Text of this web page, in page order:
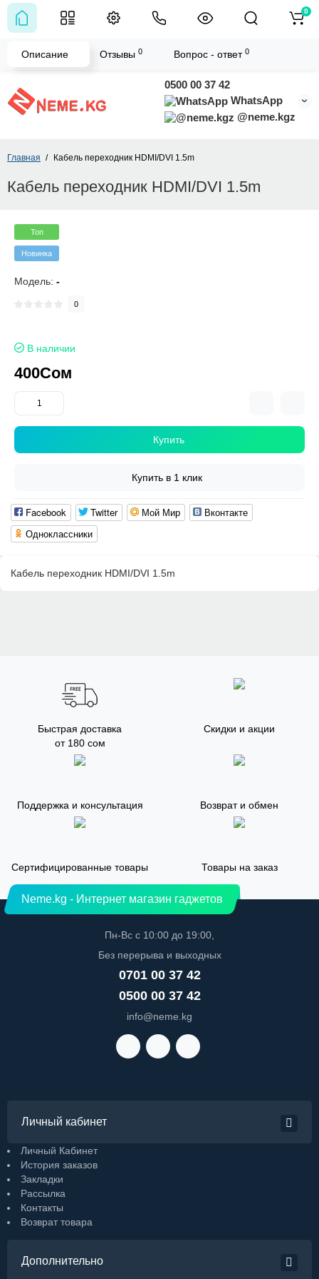
0500 00 37 42
WhatsApp
@neme.kgz
0
Главная Кабель переходник HDMI/DVI 1.5m
Кабель переходник HDMI/DVI 1.5m
Топ
Новинка
Модель: -
0
В наличии
400Сом
Купить
Купить в 1 клик
Facebook Twitter Мой Мир
Вконтакте
Одноклассники
Описание Отзывы 0 Вопрос - ответ 0
Кабель переходник HDMI/DVI 1.5m
Быстрая доставка
от 180 сом
Скидки и акции
Поддержка и консультация Возврат и обмен
Сертифицированные товары Товары на заказ
Neme.kg - Интернет магазин гаджетов
Пн-Вс с 10:00 до 19:00,
Без перерыва и выходных
0701 00 37 42
0500 00 37 42
info@neme.kg
Личный кабинет
Личный Кабинет
История заказов
Закладки
Рассылка
Контакты
Возврат товара
Дополнительно